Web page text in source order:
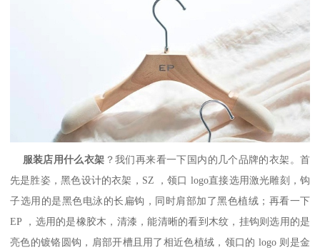
服装店用什么衣架 ？我们再来看一下国内的几个品牌的衣架。首
先是胜姿，黑色设计的衣架， SZ ，领口 logo直接选用激光雕刻，钩
子选用的是黑色电泳的长扁钩，同时肩部加了黑色植绒；再看一下
EP
，选用的是橡胶木，清漆，能清晰的看到木纹，挂钩则选用的是
亮色的镀铬圆钩，肩部开槽且用了相近色植绒，领口的 logo 则是金